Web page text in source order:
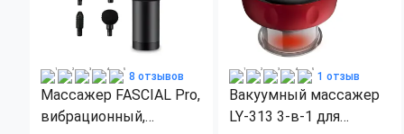
8 отзывов
Массажер FASCIAL Pro,
вибрационный,
1 отзыв
Вакуумный массажер
LY-313 3-в-1 для